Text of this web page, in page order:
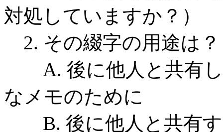
対処していますか？）
2. その綴字の用途は？
A. 後に他人と共有し
なメモのために
B. 後に他人と共有す